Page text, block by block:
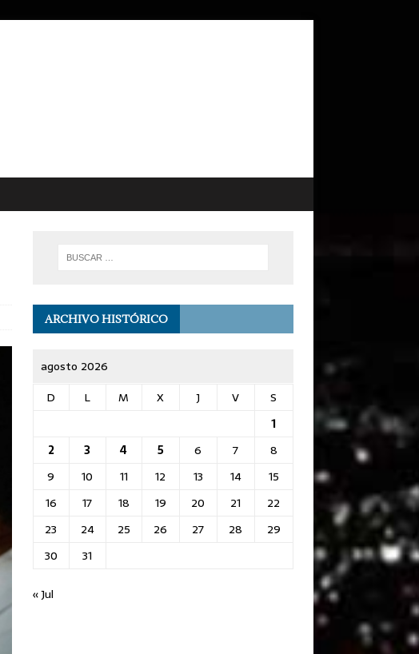
ARCHIVO HISTÓRICO
agosto 2026
D
L M X J V
S
1
2
3 4 5 6 7
8
9
10 11 12 13 14
15
16
17 18 19 20 21
22
23
24 25 26 27 28
29
30
31
« Jul